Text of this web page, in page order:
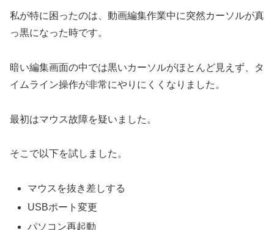
私が特に困ったのは、動画編集作業中に突然カーソルが真
っ黒になった時です。
暗い編集画面の中では黒いカーソルがほとんど見えず、タ
イムライン操作が非常にやりにくくなりました。
最初はマウス故障を疑いました。
そこで以下を試しました。
マウスを抜き差しする
USBポート変更
パソコン再起動